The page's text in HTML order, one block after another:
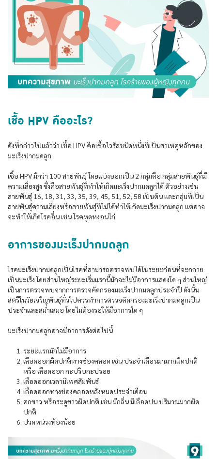
เชื้อ HPV คืออะไร?
ดังที่กล่าวไปแล้วว่า เชื้อ HPV คือเชื้อไวรัสชนิดหนึ่งที่เป็นสาเหตุหลักของ
มะเร็งปากมดลูก
เชื้อ HPV มีกว่า 100 สายพันธุ์ โดยแบ่งออกเป็น 2 กลุ่มคือ กลุ่มสายพันธุ์ที่มี
ความเสี่ยงสูง ซึ่งคือสายพันธุ์ที่ทำให้เกิดมะเร็งปากมดลูกได้ ตัวอย่างเช่น
สายพันธุ์ 16, 18, 31, 33, 35, 39, 45, 51, 52, 58 เป็นต้น และกลุ่มที่เป็น
สายพันธุ์ความเสี่ยงหรือสายพันธุ์ที่ไม่ได้ทำให้เกิดมะเร็งปากมดลูก แต่อาจ
จะทำให้เกิดโรคอื่น เช่น โรคหูดหงอนไก่
อาการของมะเร็งปากมดลูก
โรคมะเร็งปากมดลูกเป็นโรคที่สามารถตรวจพบได้ในระยะก่อนที่จะกลาย
เป็นมะเร็ง โดยส่วนใหญ่ระยะเริ่มแรกนี้มักจะไม่มีอาการแสดงใด ๆ ส่วนใหญ่
เป็นการตรวจพบจากการตรวจคัดกรองมะเร็งปากมดลูกประจำปี ดังนั้น
สตรีในวัยเจริญพันธุ์ทั่วไปควรทำการตรวจคัดกรองมะเร็งปากมดลูกเป็น
ประจำและสม่ำเสมอ โดยไม่ต้องรอให้มีอาการใด ๆ
มะเร็งปากมดลูกอาจมีอาการดังต่อไปนี้
ระยะแรกมักไม่มีอาการ
เลือดออกผิดปกติทางช่องคลอด เช่น ประจำเดือนมามากผิดปกติ
หรือ เลือดออก กะปริบกะปรอย
เลือดออกเวลามีเพศสัมพันธ์
เลือดออกทางช่องคลอดหลังหมดประจำเดือน
ตกขาว หรือระดูขาวผิดปกติ เช่น มีกลิ่น มีเลือดปน ปริมาณมากผิด
ปกติ
ปวดหน่วงท้องน้อย